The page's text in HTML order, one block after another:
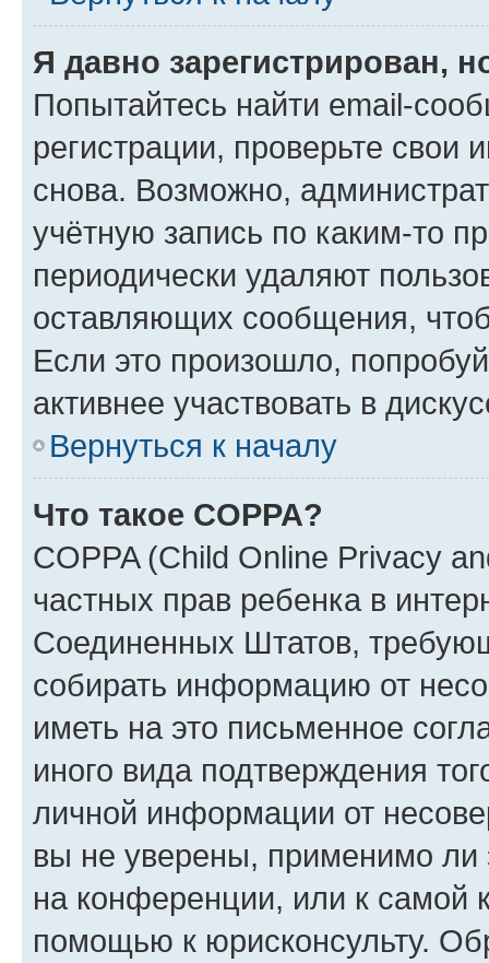
Я давно зарегистрирован,
Попытайтесь найти email-
регистрации, проверьте свои
снова. Возможно,
учётную запись по каким-то
периодически удаляют
оставляющих сообщения,
Если это произошло,
активнее участвовать в
Вернуться к началу
Что такое COPPA?
COPPA (Child Online Privacy
частных прав ребенка в
Соединенных Штатов,
собирать информацию от
иметь на это письменное
иного вида подтверждения
личной информации от
вы не уверены, применимо ли
на конференции, или к самой
помощью к юрисконсульту.